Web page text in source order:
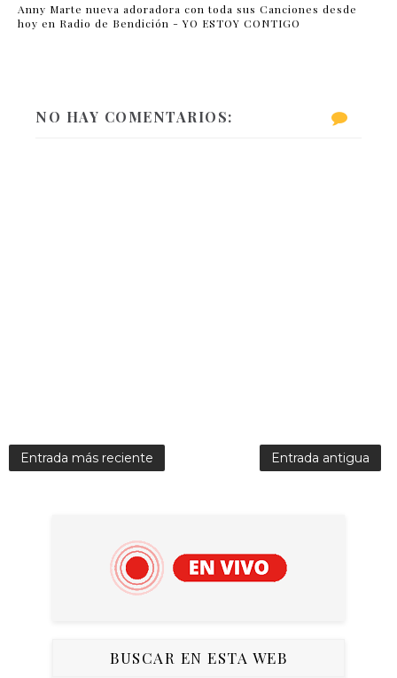
Anny Marte nueva adoradora con toda sus Canciones desde
hoy en Radio de Bendición - YO ESTOY CONTIGO
NO HAY COMENTARIOS:
Entrada más reciente Entrada antigua
BUSCAR EN ESTA WEB